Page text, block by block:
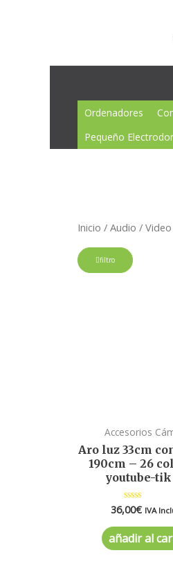
Ordenadores
Pequeño
Inicio / Audio /
filtro
Accesorios
Aro luz 33cm
190cm – 26
youtube-
Valorado
en
0
de
5
36,00€ IVA
añadir al